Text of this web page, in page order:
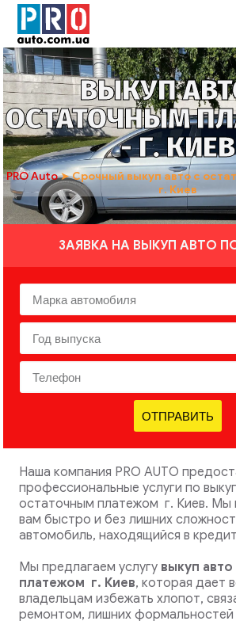
ВЫКУП
ОСТАТОЧНЫМ
- Г. КИЕВ
PRO Auto➤Срочный выкуп авто с
г. Киев
ЗАЯВКА НА ВЫКУП АВТО
ОТПРАВИТЬ
Наша компания PRO AUTO
профессиональные услуги по
остаточным платежом г. Киев. Мы
вам быстро и без лишних
автомобиль, находящийся в
Мы предлагаем услугу выкуп
платежом г. Киев, которая дает
владельцам избежать хлопот,
ремонтом, лишних формальностей